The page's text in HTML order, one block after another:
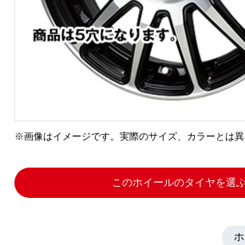
※画像はイメージです。実際のサイズ、カラーとは異
このホイールのタイヤを選